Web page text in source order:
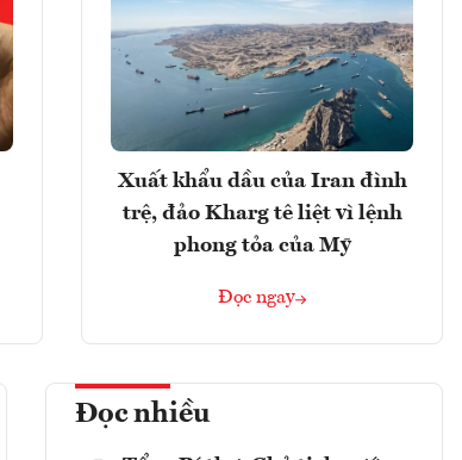
Xuất khẩu dầu của Iran đình
trệ, đảo Kharg tê liệt vì lệnh
phong tỏa của Mỹ
Đọc ngay
Đọc nhiều